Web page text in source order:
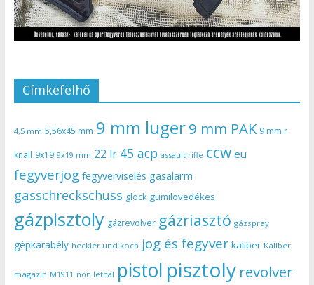
Címkefelhő
4,5 mm 5,56x45 mm 9 mm luger9 mm PAK 9 mm r
knall 9x19 9x19 mm 22 lr 45 acp assault rifle ccw eu
fegyverjog fegyverviselés gasalarm
gasschreckschuss glock gumilövedékes
gázpisztoly gázrevolver gázriasztó gázspray
gépkarabély heckler und koch jog és fegyver kaliber Kaliber
magazin M1911 non lethal pistol pisztoly revolver